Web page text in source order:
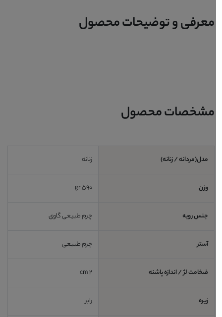
معرفی و توضیحات محصول
مشخصات محصول
مدل(مردانه / زنانه) زنانه
وزن 590 gr
جنس رویه چرم طبیعی گاوی
آستر چرم طبیعی
ضخامت لژ / اندازه پاشنه
زیره رابر